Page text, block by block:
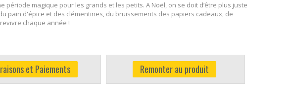
magique pour les grands et les petits. A Noël, on se doit d’être plus juste
pain d'épice et des clémentines, du bruissements des papiers cadeaux, de
chaque année !
et Paiements Remonter au produit